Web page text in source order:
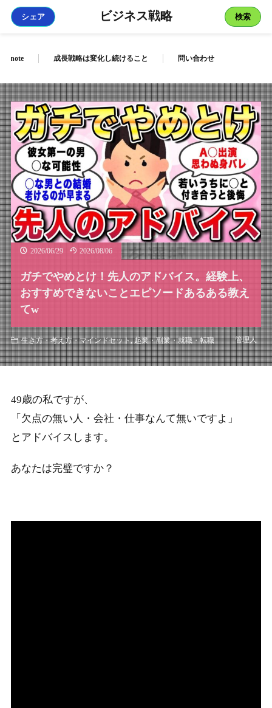
ビジネス戦略
シェア 検索
note 成長戦略は変化し続けること 問い合わせ
2026/06/29 2026/08/06
ガチでやめとけ！先人のアドバイス。経験上、
おすすめできないことエピソードあるある教え
てw
生き方・考え方・マインドセット,起業・副業・就職・転職 管理人
49歳の私ですが、
「欠点の無い人・会社・仕事なんて無いですよ」
とアドバイスします。
あなたは完璧ですか？